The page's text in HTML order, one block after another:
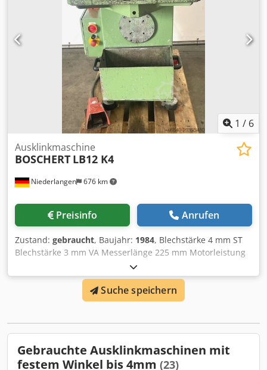
1 / 6
Niederlangen 676 km
Ausklinkmaschine
BOSCHERT LB12 K4
Preisinfo Anrufen
Zustand: gebraucht, Baujahr: 1984, Blechstärke 4 mm ST
Blechstärke 3 mm VA Messerlänge 225 mm Motorleistung
3,5 kW Maschinengewicht ca. 650 kg Raumbedarf ca. 1250
x 900 x 1100 mm Ausstattung: - 2x Gehrungsanschlag
Codpsxqhp Ejfx Akborf - 90° fester Winkel - Fußschalter
Suche speichern
Gebrauchte Ausklinkmaschinen mit
festem Winkel bis 4mm (23)